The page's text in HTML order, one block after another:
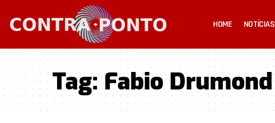
HOME NOTÍCIAS
Tag: Fabio Drumond